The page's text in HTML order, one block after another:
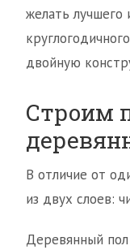
желать лучшего
двойную
Строим
В отличие от
из двух слоев:
Деревянный